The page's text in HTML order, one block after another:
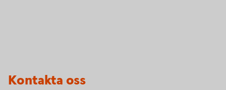
Kontakta oss